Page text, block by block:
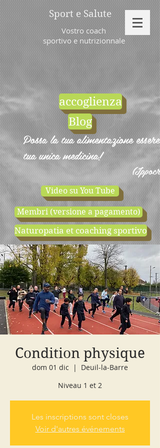
Sport e Salute
Vostro coach
sportivo e nutrizionnale
accoglienza
Blog
Possa la tua alimentazione essere
tua unica medicina!
Video su You Tube
Membri (versione a pagamento)
Naturopatia et coaching sportivo
cours d'essai negozio
Condition physique
dom 01 dic
  |
Deuil-la-Barre
Niveau 1 et 2
Les inscriptions sont closes
Voir d'autres événements